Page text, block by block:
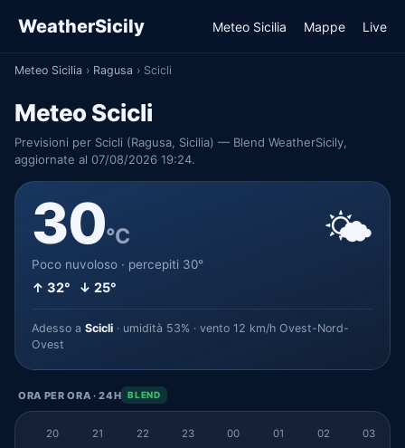
WeatherSicily Meteo Sicilia Mappe Live
Meteo Sicilia › Ragusa › Scicli
Meteo Scicli
Previsioni per Scicli (Ragusa, Sicilia) — Blend WeatherSicily,
aggiornate al 07/08/2026 19:24.
30°C
Poco nuvoloso · percepiti 30°
↑ 32° ↓ 25°
🌤️
Adesso a Scicli · umidità 53% · vento 12 km/h Ovest-Nord-
Ovest
ORA PER ORA · 24H BLEND
20 21 22 23 00 01 02 03